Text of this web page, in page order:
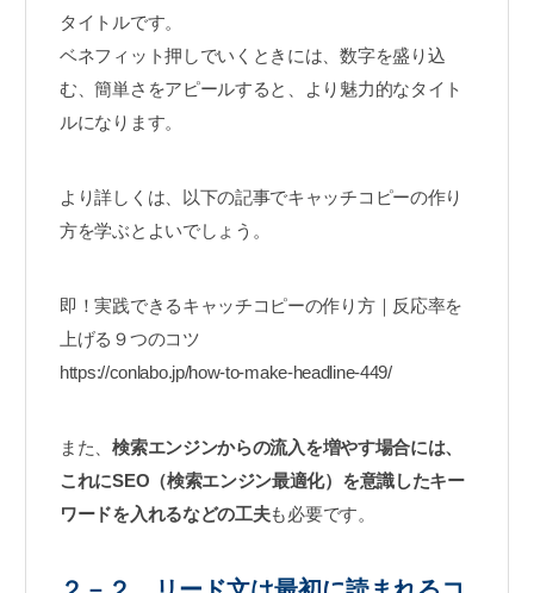
タイトルです。
ベネフィット押しでいくときには、数字を盛り込
む、簡単さをアピールすると、より魅力的なタイト
ルになります。
より詳しくは、以下の記事でキャッチコピーの作り
方を学ぶとよいでしょう。
即！実践できるキャッチコピーの作り方｜反応率を
上げる９つのコツ
https://conlabo.jp/how-to-make-headline-449/
また、検索エンジンからの流入を増やす場合には、
これにSEO（検索エンジン最適化）を意識したキー
ワードを入れるなどの工夫も必要です。